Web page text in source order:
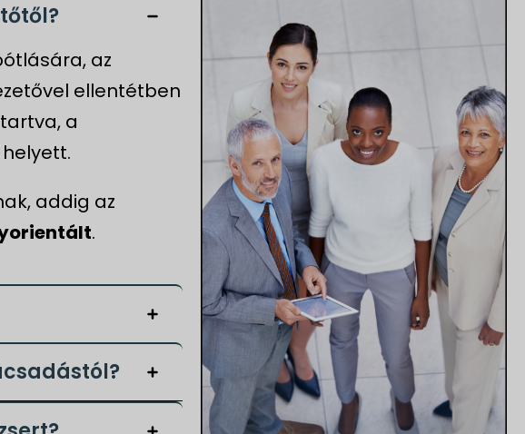
az
ellentétben
a
addig az
.